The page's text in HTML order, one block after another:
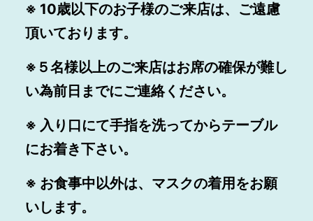
※ 10歳以下のお子様のご来店は、ご遠慮
頂いております。
※５名様以上のご来店はお席の確保が難し
い為前日までにご連絡ください。
※ 入り口にて手指を洗ってからテーブル
にお着き下さい。
※ お食事中以外は、マスクの着用をお願
いします。